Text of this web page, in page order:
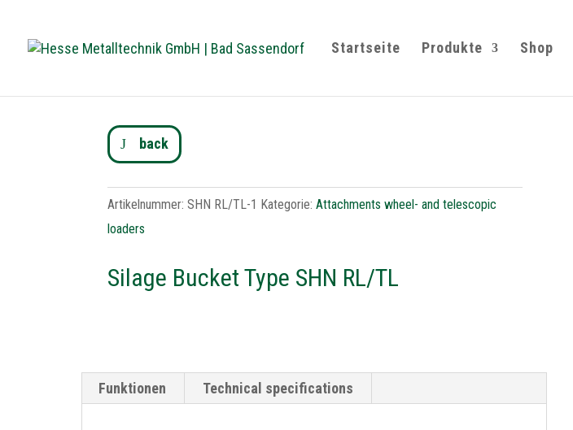
Startseite Produkte Shop
back
Artikelnummer: SHN RL/TL-1 Kategorie: Attachments wheel- and telescopic
loaders
Silage Bucket Type SHN RL/TL
Funktionen Technical specifications